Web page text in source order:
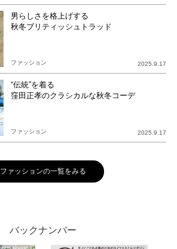
男らしさを格上げする
秋冬ブリティッシュトラッド
ファッション 2025.9.17
“伝統”を着る
窪田正孝のクラシカルな秋冬コーデ
ファッション 2025.9.17
ファッションの一覧をみる
バックナンバー